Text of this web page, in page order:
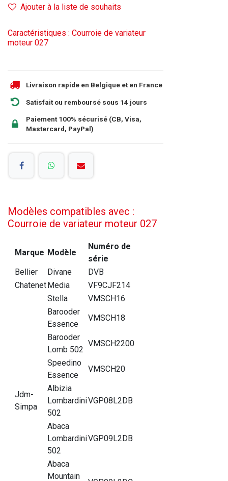
Ajouter à la liste de souhaits
Caractéristiques : Courroie de variateur
moteur 027
Livraison rapide en Belgique et en France
Satisfait ou remboursé sous 14 jours
Paiement 100% sécurisé (CB, Visa,
Mastercard, PayPal)
Modèles compatibles avec :
Courroie de variateur moteur 027
Marque Modèle
Numéro de
série
Bellier
Divane
DVB
ChatenetMedia
VF9CJF214
Stella
VMSCH16
Barooder
Essence
VMSCH18
Barooder
Lomb 502
VMSCH2200
Speedino
Essence
VMSCH20
Jdm-
Simpa
Albizia
Lombardini
502
VGP08L2DB
Abaca
Lombardini
502
VGP09L2DB
Abaca
Mountain